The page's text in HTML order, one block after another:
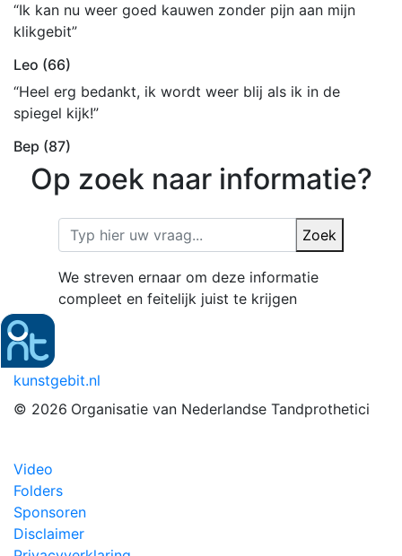
“Ik kan nu weer goed kauwen zonder pijn aan mijn
klikgebit”
Leo (66)
“Heel erg bedankt, ik wordt weer blij als ik in de
spiegel kijk!”
Bep (87)
Op zoek naar informatie?
Zoek
We streven ernaar om deze informatie
compleet en feitelijk juist te krijgen
kunstgebit.nl
© 2026 Organisatie van Nederlandse Tandprothetici
Video
Folders
Sponsoren
Disclaimer